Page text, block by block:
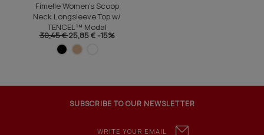
Fimelle Women's Scoop
Neck Longsleeve Top w/
TENCEL™ Modal
30,45 €25,85 € -15%
SUBSCRIBE TO OUR NEWSLETTER